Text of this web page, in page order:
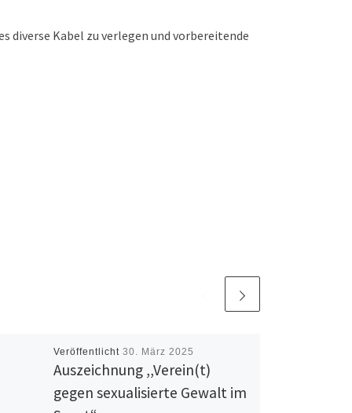
diverse Kabel zu verlegen und vorbereitende
Veröffentlicht 30. März 2025
Auszeichnung ,,Verein(t)
gegen sexualisierte Gewalt im